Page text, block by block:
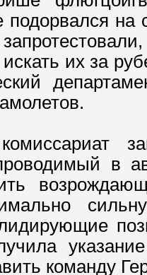
подорвался
искать их за
в
команду